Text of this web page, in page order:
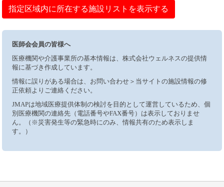
指定区域内に所在する施設リストを表示する
医師会会員の皆様へ
医療機関や介護事業所の基本情報は、株式会社ウェルネスの提供情
報に基づき作成しています。
情報に誤りがある場合は、お問い合わせ＞当サイトの施設情報の修
正依頼よりご連絡ください。
JMAPは地域医療提供体制の検討を目的として運営しているため、個
別医療機関の連絡先（電話番号やFAX番号）は表示しておりませ
ん。（※災害発生等の緊急時にのみ、情報共有のため表示しま
す。）